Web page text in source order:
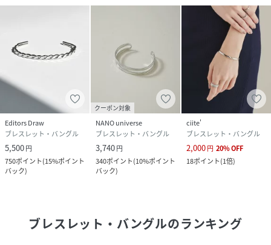
Editors Draw
ブレスレット・バングル
5,500円
750ポイント(15%ポイント
バック)
クーポン対象
NANO universe
ブレスレット・バングル
3,740円
340ポイント(10%ポイント
バック)
ciite'
ブレスレット・バングル
2,000円 20%OFF
18ポイント(1倍)
ブレスレット・バングルのランキング